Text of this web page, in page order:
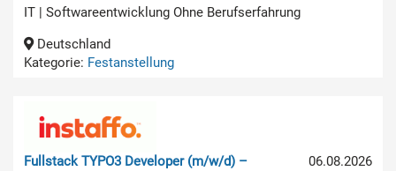
IT | Softwareentwicklung Ohne Berufserfahrung
Deutschland
Kategorie: Festanstellung
06.08.2026
Fullstack TYPO3 Developer (m/w/d) –